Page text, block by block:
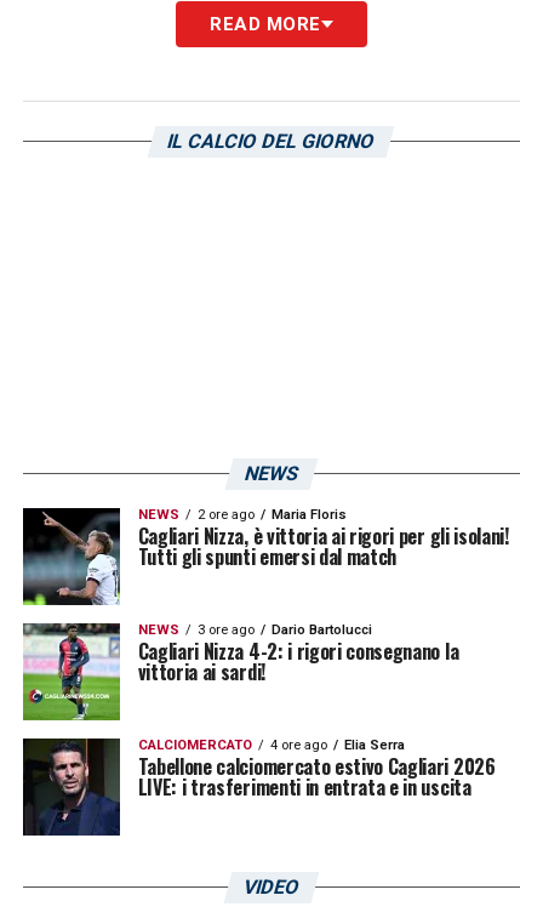
LE ULTIME NOTIZIE SUL CAGLIARI
READ MORE
IL CALCIO DEL GIORNO
NEWS
NEWS 2 ore ago Maria Floris
Cagliari Nizza, è vittoria ai rigori per gli isolani!
Tutti gli spunti emersi dal match
NEWS 3 ore ago Dario Bartolucci
Cagliari Nizza 4-2: i rigori consegnano la
vittoria ai sardi!
CALCIOMERCATO 4 ore ago Elia Serra
Tabellone calciomercato estivo Cagliari 2026
LIVE: i trasferimenti in entrata e in uscita
VIDEO